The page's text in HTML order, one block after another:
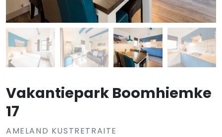
Vakantiepark Boomhiemke
17
AMELAND KUSTRETRAITE